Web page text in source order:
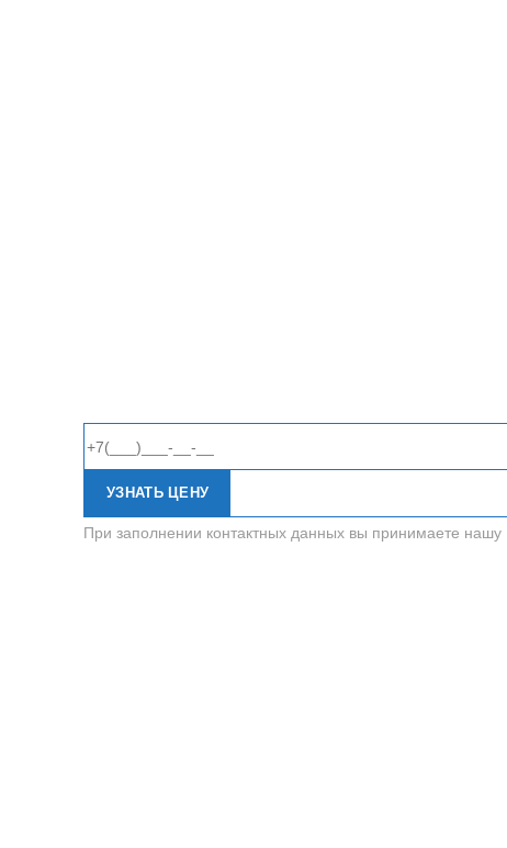
УЗНАТЬ ЦЕНУ
При заполнении контактных данных вы принимаете нашу